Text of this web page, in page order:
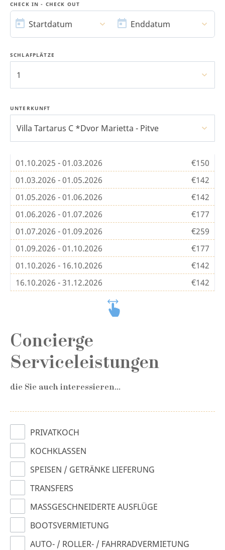
CHECK IN - CHECK OUT
STARTDATUM
Startdatum
ENDDATUM
Enddatum
SCHLAFPLÄTZE
1
UNTERKUNFT
Villa Tartarus C *Dvor Marietta - Pitve
01.10.2025 - 01.03.2026
€150
01.03.2026 - 01.05.2026
€142
01.05.2026 - 01.06.2026
€142
01.06.2026 - 01.07.2026
€177
01.07.2026 - 01.09.2026
€259
01.09.2026 - 01.10.2026
€177
01.10.2026 - 16.10.2026
€142
16.10.2026 - 31.12.2026
€142
Concierge
Serviceleistungen
die Sie auch interessieren...
PRIVATKOCH
KOCHKLASSEN
SPEISEN / GETRÄNKE LIEFERUNG
TRANSFERS
MASSGESCHNEIDERTE AUSFLÜGE
BOOTSVERMIETUNG
AUTO- / ROLLER- / FAHRRADVERMIETUNG